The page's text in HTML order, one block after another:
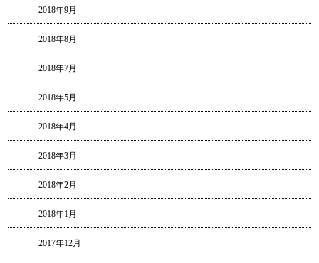
2018年9月
2018年8月
2018年7月
2018年5月
2018年4月
2018年3月
2018年2月
2018年1月
2017年12月